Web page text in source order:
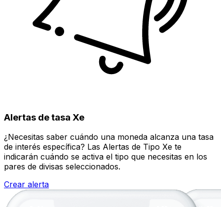
Alertas de tasa Xe
¿Necesitas saber cuándo una moneda alcanza una tasa
de interés específica? Las Alertas de Tipo Xe te
indicarán cuándo se activa el tipo que necesitas en los
pares de divisas seleccionados.
Crear alerta